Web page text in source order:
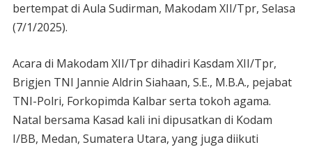
bertempat di Aula Sudirman, Makodam XII/Tpr, Selasa
(7/1/2025).
Acara di Makodam XII/Tpr dihadiri Kasdam XII/Tpr,
Brigjen TNI Jannie Aldrin Siahaan, S.E., M.B.A., pejabat
TNI-Polri, Forkopimda Kalbar serta tokoh agama.
Natal bersama Kasad kali ini dipusatkan di Kodam
I/BB, Medan, Sumatera Utara, yang juga diikuti